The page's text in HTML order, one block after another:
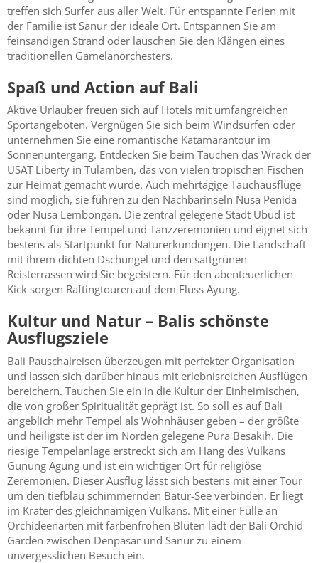
treffen sich Surfer aus aller Welt. Für entspannte Ferien mit
der Familie ist Sanur der ideale Ort. Entspannen Sie am
feinsandigen Strand oder lauschen Sie den Klängen eines
traditionellen Gamelanorchesters.
Spaß und Action auf Bali
Aktive Urlauber freuen sich auf Hotels mit umfangreichen
Sportangeboten. Vergnügen Sie sich beim Windsurfen oder
unternehmen Sie eine romantische Katamarantour im
Sonnenuntergang. Entdecken Sie beim Tauchen das Wrack der
USAT Liberty in Tulamben, das von vielen tropischen Fischen
zur Heimat gemacht wurde. Auch mehrtägige Tauchausflüge
sind möglich, sie führen zu den Nachbarinseln Nusa Penida
oder Nusa Lembongan. Die zentral gelegene Stadt Ubud ist
bekannt für ihre Tempel und Tanzzeremonien und eignet sich
bestens als Startpunkt für Naturerkundungen. Die Landschaft
mit ihrem dichten Dschungel und den sattgrünen
Reisterrassen wird Sie begeistern. Für den abenteuerlichen
Kick sorgen Raftingtouren auf dem Fluss Ayung.
Kultur und Natur – Balis schönste
Ausflugsziele
Bali Pauschalreisen überzeugen mit perfekter Organisation
und lassen sich darüber hinaus mit erlebnisreichen Ausflügen
bereichern. Tauchen Sie ein in die Kultur der Einheimischen,
die von großer Spiritualität geprägt ist. So soll es auf Bali
angeblich mehr Tempel als Wohnhäuser geben – der größte
und heiligste ist der im Norden gelegene Pura Besakih. Die
riesige Tempelanlage erstreckt sich am Hang des Vulkans
Gunung Agung und ist ein wichtiger Ort für religiöse
Zeremonien. Dieser Ausflug lässt sich bestens mit einer Tour
um den tiefblau schimmernden Batur-See verbinden. Er liegt
im Krater des gleichnamigen Vulkans. Mit einer Fülle an
Orchideenarten mit farbenfrohen Blüten lädt der Bali Orchid
Garden zwischen Denpasar und Sanur zu einem
unvergesslichen Besuch ein.